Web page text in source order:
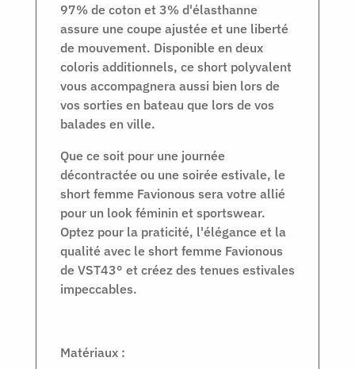
97% de coton et 3% d'élasthanne
assure une coupe ajustée et une liberté
de mouvement. Disponible en deux
coloris additionnels, ce short polyvalent
vous accompagnera aussi bien lors de
vos sorties en bateau que lors de vos
balades en ville.
Que ce soit pour une journée
décontractée ou une soirée estivale, le
short femme Favionous sera votre allié
pour un look féminin et sportswear.
Optez pour la praticité, l'élégance et la
qualité avec le short femme Favionous
de VST43° et créez des tenues estivales
impeccables.
Matériaux :